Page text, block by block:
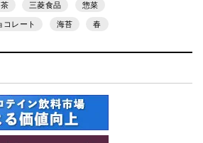
三菱食品 惣菜
コレート 海苔 春